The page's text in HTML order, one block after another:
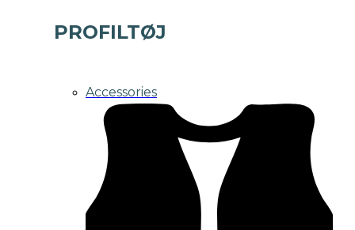
PROFILTØJ
Accessories